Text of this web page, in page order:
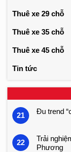
Thuê xe 29 chỗ
Thuê xe 35 chỗ
Thuê xe 45 chỗ
Tin tức
21 Đu trend
22
Trải
Phương